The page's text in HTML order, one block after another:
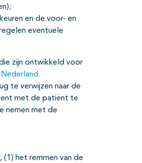
en de voor- en
eventuele
zijn ontwikkeld voor
te verwijzen naar de
met de patiënt te
nemen met de
het remmen van de